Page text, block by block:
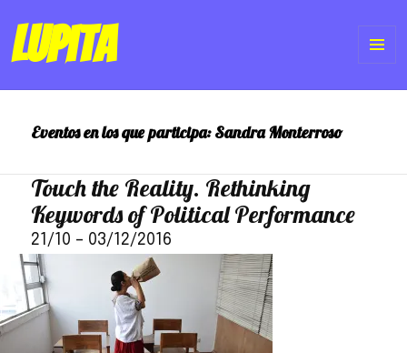
Lupita
Eventos en los que participa:Sandra Monterroso
Touch the Reality. Rethinking
Keywords of Political Performance
21/10 – 03/12/2016